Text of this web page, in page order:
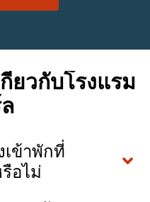
ยวกับโรงแรม
ข้าพักที่
อไม่